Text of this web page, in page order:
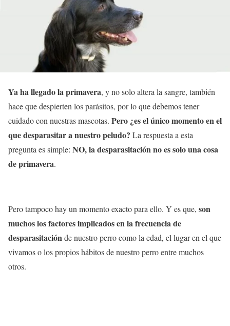
Ya ha llegado la primavera, y no solo altera la sangre, también
hace que despierten los parásitos, por lo que debemos tener
cuidado con nuestras mascotas. Pero ¿es el único momento en el
que desparasitar a nuestro peludo? La respuesta a esta
pregunta es simple: NO, la desparasitación no es solo una cosa
de primavera.
Pero tampoco hay un momento exacto para ello. Y es que, son
muchos los factores implicados en la frecuencia de
desparasitaciónde nuestro perro como la edad, el lugar en el que
vivamos o los propios hábitos de nuestro perro entre muchos
otros.